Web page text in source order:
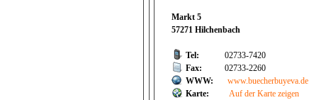
Markt 5
57271 Hilchenbach
Tel:
02733-7420
Fax:
02733-2260
WWW:
www.buecherbuyeva.de
Karte:
Auf der Karte zeigen